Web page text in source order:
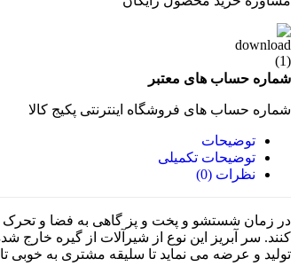
شماره حساب های معتبر
شماره حساب های فروشگاه اینترنتی پکیج کالا
توضیحات
توضیحات تکمیلی
نظرات (0)
در زمان شستشو و پخت و پز گاهی به فضا و تحرک
کنند. سر آبریز این نوع از شیرآلات از گیره
تولید و عرضه می نماید تا سلیقه مشتری به خوبی